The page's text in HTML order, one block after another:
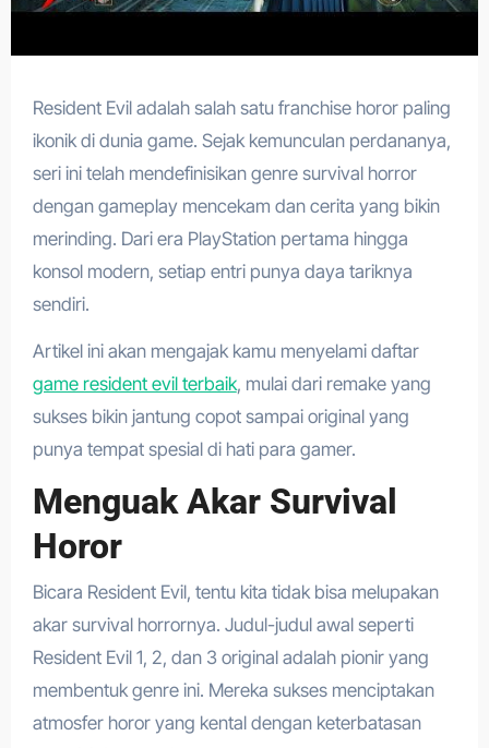
Resident Evil adalah salah satu franchise horor paling
ikonik di dunia game. Sejak kemunculan perdananya,
seri ini telah mendefinisikan genre survival horror
dengan gameplay mencekam dan cerita yang bikin
merinding. Dari era PlayStation pertama hingga
konsol modern, setiap entri punya daya tariknya
sendiri.
Artikel ini akan mengajak kamu menyelami daftar
game resident evil terbaik, mulai dari remake yang
sukses bikin jantung copot sampai original yang
punya tempat spesial di hati para gamer.
Menguak Akar Survival
Horor
Bicara Resident Evil, tentu kita tidak bisa melupakan
akar survival horrornya. Judul-judul awal seperti
Resident Evil 1, 2, dan 3 original adalah pionir yang
membentuk genre ini. Mereka sukses menciptakan
atmosfer horor yang kental dengan keterbatasan